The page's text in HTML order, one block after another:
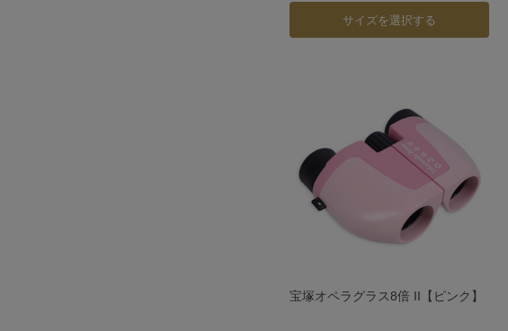
サイズを選択する
宝塚オペラグラス8倍 II【ピンク】